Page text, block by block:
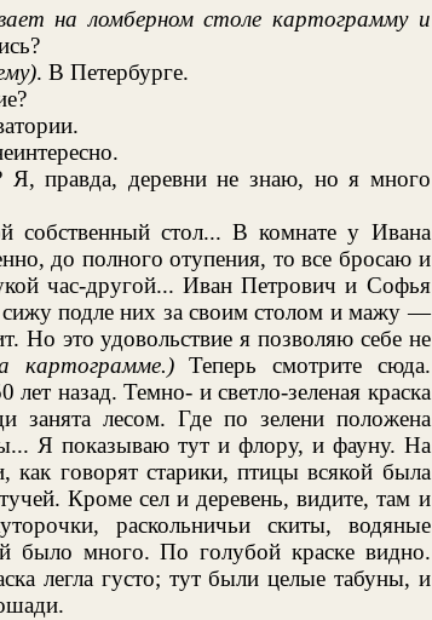
на ломберном столе картограмму и
. В Петербурге.
Я, правда, деревни не знаю, но я много
собственный стол... В комнате у Ивана
до полного отупения, то все бросаю и
час-другой... Иван Петрович и Софья
сижу подле них за своим столом и мажу —
Но это удовольствие я позволяю себе не
картограмме.)Теперь смотрите сюда.
назад. Темно- и светло-зеленая краска
занята лесом. Где по зелени положена
Я показываю тут и флору, и фауну. На
как говорят старики, птицы всякой была
Кроме сел и деревень, видите, там и
раскольничьи скиты, водяные
было много. По голубой краске видно.
легла густо; тут были целые табуны, и